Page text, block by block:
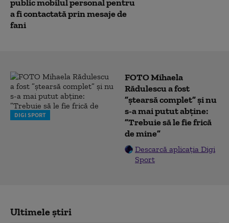
public mobilul personal pentru
a fi contactată prin mesaje de
fani
DIGI SPORT
FOTO Mihaela
Rădulescu a fost
”ștearsă complet” și nu
s-a mai putut abține:
”Trebuie să le fie frică
de mine”
Descarcă aplicația Digi
Sport
Ultimele știri